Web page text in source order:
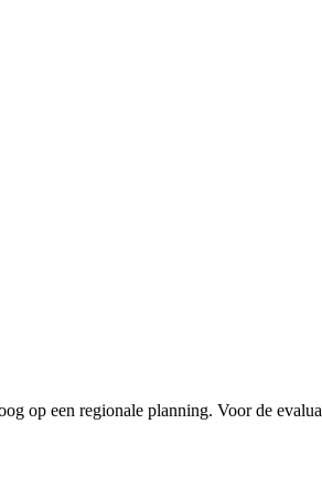
op een regionale planning. Voor de